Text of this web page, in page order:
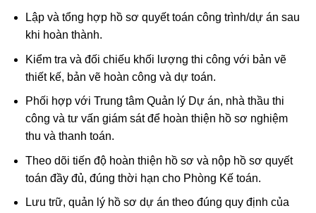
Lập và tổng hợp hồ sơ quyết toán công trình/dự án sau
khi hoàn thành.
Kiểm tra và đối chiếu khối lượng thi công với bản vẽ
thiết kế, bản vẽ hoàn công và dự toán.
Phối hợp với Trung tâm Quản lý Dự án, nhà thầu thi
công và tư vấn giám sát để hoàn thiện hồ sơ nghiệm
thu và thanh toán.
Theo dõi tiến độ hoàn thiện hồ sơ và nộp hồ sơ quyết
toán đầy đủ, đúng thời hạn cho Phòng Kế toán.
Lưu trữ, quản lý hồ sơ dự án theo đúng quy định của